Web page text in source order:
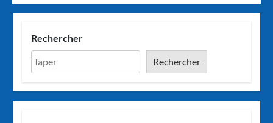
Rechercher
Rechercher